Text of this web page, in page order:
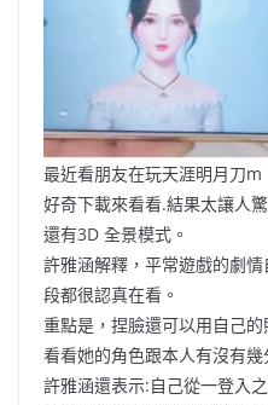
最近看朋友在玩天涯明月刀m
好奇下載來看看.結果太讓人
還有3D 全景模式。
許雅涵解釋，平常遊戲的劇
段都很認真在看。
重點是，捏臉還可以用自己
看看她的角色跟本人有沒有幾
許雅涵還表示:自己從一登入